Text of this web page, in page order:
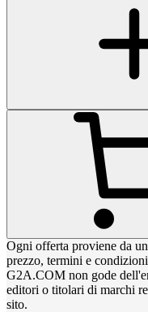
Ogni offerta proviene da
prezzo, termini e
G2A.COM non gode
editori o titolari di marchi
sito.